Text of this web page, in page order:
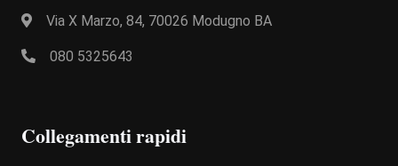
Via X Marzo, 84, 70026 Modugno BA
080 5325643
Collegamenti rapidi